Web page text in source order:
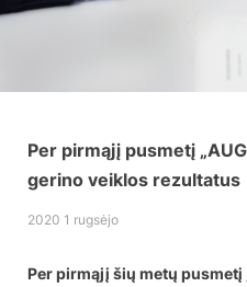
Per pirmąjį pusmetį
gerino veiklos rezultatus
2020 1 rugsėjo
Per pirmąjį šių metų pusmetį